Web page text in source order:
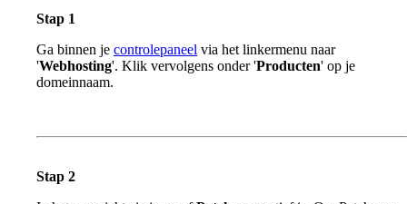
Stap 1
Ga binnen je controlepaneel via het linkermenu naar
'Webhosting'. Klik vervolgens onder 'Producten' op je
domeinnaam.
Stap 2